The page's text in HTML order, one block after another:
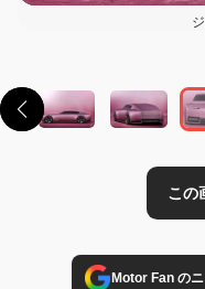
Motor Fan の